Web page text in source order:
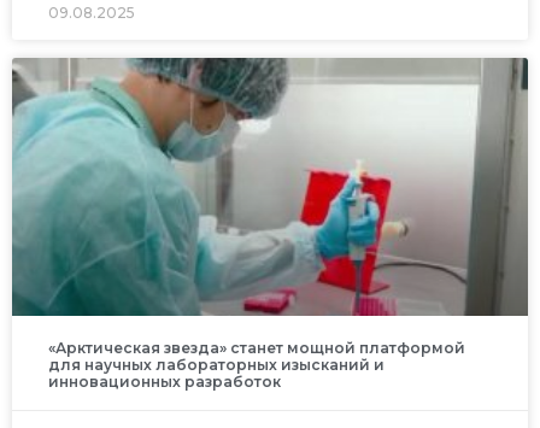
09.08.2025
«Арктическая звезда» станет мощной платформой
для научных лабораторных изысканий и
инновационных разработок